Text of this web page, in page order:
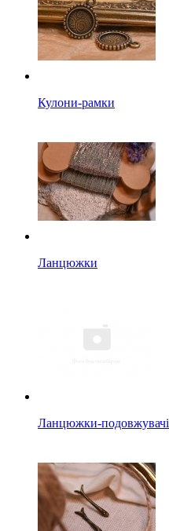
Кулони-рамки
Ланцюжки
Ланцюжки-подовжувачі